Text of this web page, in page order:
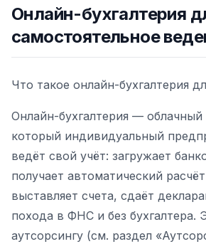
Онлайн-бухгалтерия
самостоятельное
Что такое онлайн-бухгалтерия
Онлайн-бухгалтерия — облачный
который индивидуальный
ведёт свой учёт: загружает
получает автоматический
выставляет счета, сдаёт
похода в ФНС и без бухгалтера.
аутсорсингу (см. раздел